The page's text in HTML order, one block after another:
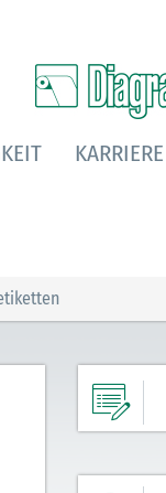
KARRIERE
Einträge.